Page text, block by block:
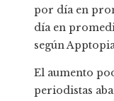
por día en
día en
según
El aumento
periodistas